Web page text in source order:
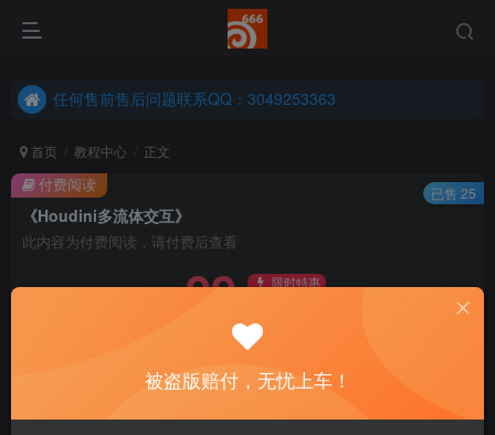
任何售前售后问题联系QQ：3049253363
任何售前售后问题联系QQ：3049253363
首页 教程中心 正文
《Houdini多流体交互》
此内容为付费阅读，请付费后查看
99 限时特惠
立即购买
付费阅读 已售 25
被盗版赔付，无忧上车！